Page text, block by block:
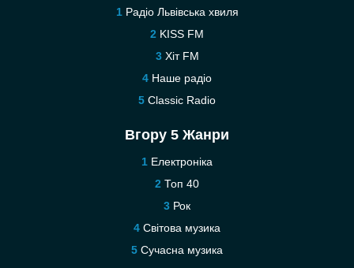
Радіо Львівська хвиля
KISS FM
Хіт FM
Наше радіо
Classic Radio
Вгору 5 Жанри
Електроніка
Топ 40
Рок
Світова музика
Сучасна музика